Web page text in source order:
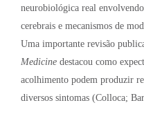
neurobiológica real
cerebrais e mecanismos de
Uma importante revisão
Medicine destacou como
acolhimento podem produzir
diversos sintomas (Colloca;